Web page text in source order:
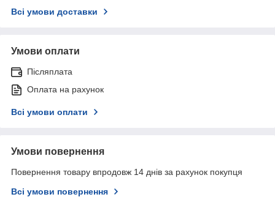
Всі умови доставки
Умови оплати
Післяплата
Оплата на рахунок
Всі умови оплати
Умови повернення
Повернення товару впродовж 14 днів за рахунок покупця
Всі умови повернення